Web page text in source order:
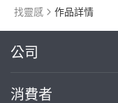
找靈感 作品詳情
公司
關於我們
消費者
繼續完成